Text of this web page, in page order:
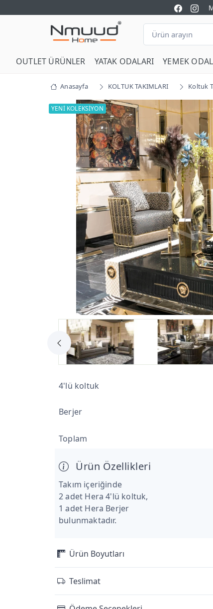
OUTLET ÜRÜNLER YATAK ODALARI YEMEK
Anasayfa KOLTUK TAKIMLARI Koltuk
YENİ KOLEKSİYON
4'lü koltuk
Berjer
Toplam
Ürün Özellikleri
Takım içeriğinde
2 adet Hera 4'lü koltuk,
1 adet Hera Berjer
bulunmaktadır.
Ürün Boyutları
Teslimat